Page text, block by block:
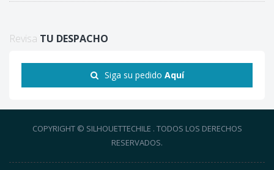
Revisa TU DESPACHO
Siga su pedido Aquí
COPYRIGHT © SILHOUETTECHILE . TODOS LOS DERECHOS
RESERVADOS.